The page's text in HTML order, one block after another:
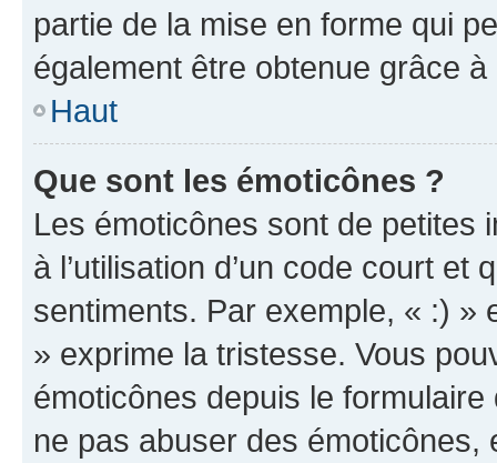
partie de la mise en forme qui
également être obtenue grâce à
Haut
Que sont les émoticônes ?
Les émoticônes sont de petites
à l’utilisation d’un code court et
sentiments. Par exemple, « :) »
» exprime la tristesse. Vous
émoticônes depuis le
ne pas abuser des